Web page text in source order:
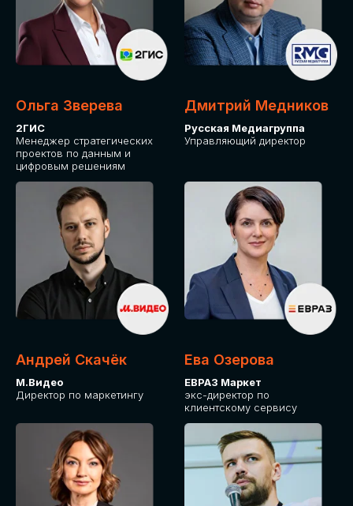
Ольга Зверева
2ГИС
Менеджер стратегических
проектов по данным и
цифровым решениям
Дмитрий Медников
Русская Медиагруппа
Управляющий директор
Андрей Скачёк
М.Видео
Директор по маркетингу
Ева Озерова
ЕВРАЗ Маркет
экс-директор по
клиентскому сервису